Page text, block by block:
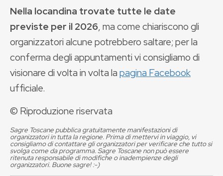
Nella locandina trovate tutte le date
previste per il 2026, ma come chiariscono gli
organizzatori alcune potrebbero saltare; per la
conferma degli appuntamenti vi consigliamo di
visionare di volta in volta lapagina Facebook
ufficiale.
© Riproduzione riservata
Sagre Toscane pubblica gratuitamente manifestazioni di
organizzatori in tutta la regione. Prima di mettervi in viaggio, vi
consigliamo di contattare gli organizzatori per verificare che tutto si
svolga come da programma. Sagre Toscane non può essere
ritenuta responsabile di modifiche o inadempienze degli
organizzatori. Buone sagre! :-)